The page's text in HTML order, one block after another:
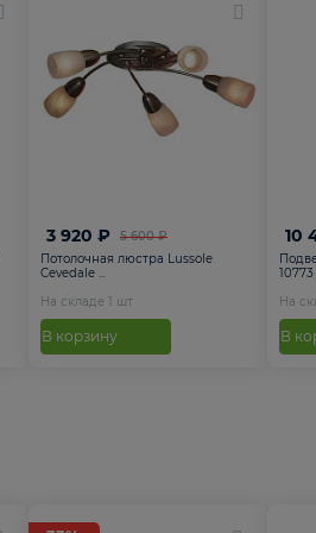
5 600 ₽
3 920 ₽
Потолочная люстра Lussole
Cevedale ...
На складе 1 шт
В корзину
10
10773
На
В